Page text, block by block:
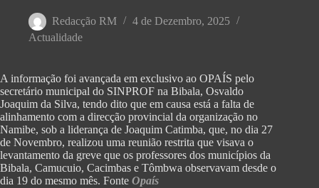
Redacção RM
4 de Dezembro, 2025
Actualidade
A informação foi avançada em exclusivo ao OPAÍS pelo
secretário municipal do SINPROF na Bibala, Osvaldo
Joaquim da Silva, tendo dito que em causa está a falta de
alinhamento com a direcção provincial da organização no
Namibe, sob a liderança de Joaquim Catimba, que, no dia 27
de Novembro, realizou uma reunião restrita que visava o
levantamento da greve que os professores dos municípios da
Bibala, Camucuio, Cacimbas e Tômbwa observavam desde o
dia 19 do mesmo mês. Fonte Opaís